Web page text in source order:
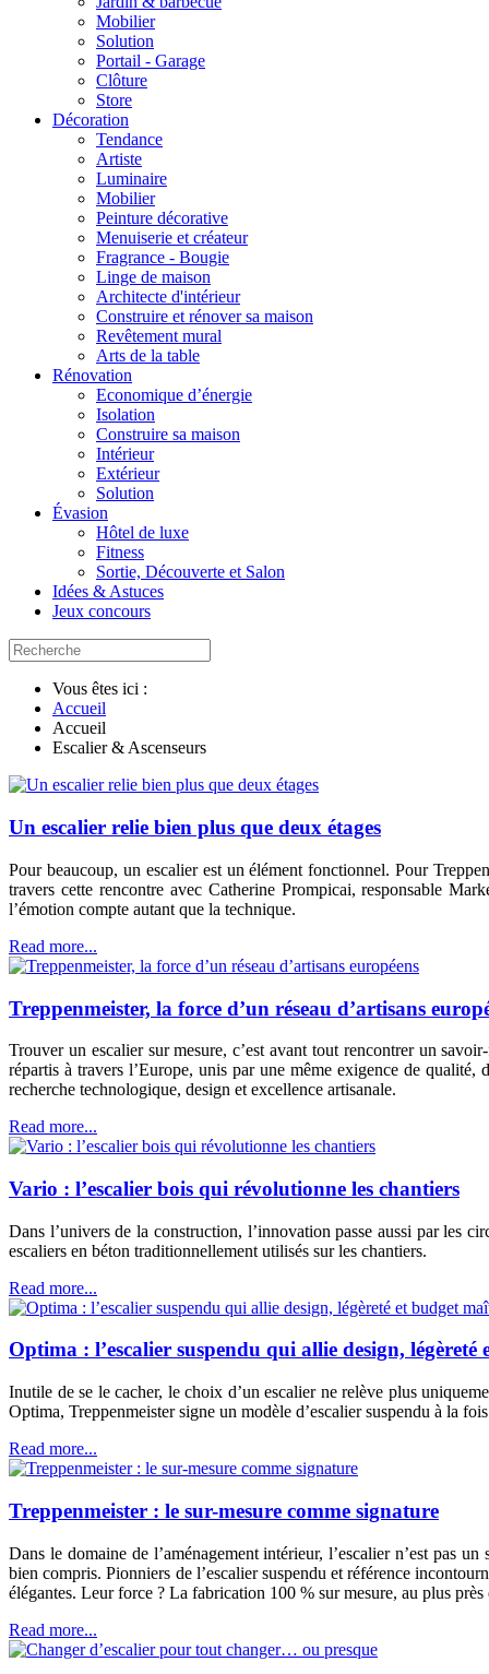
Mobilier
Solution
Portail - Garage
Clôture
Store
Décoration
Tendance
Artiste
Luminaire
Mobilier
Peinture décorative
Menuiserie et créateur
Fragrance - Bougie
Linge de maison
Architecte d'intérieur
Construire et rénover sa maison
Revêtement mural
Arts de la table
Rénovation
Economique d’énergie
Isolation
Construire sa maison
Intérieur
Extérieur
Solution
Évasion
Hôtel de luxe
Fitness
Sortie, Découverte et Salon
Idées & Astuces
Jeux concours
Vous êtes ici :
Accueil
Accueil
Escalier & Ascenseurs
Un escalier relie bien plus que deux étages
Pour beaucoup, un escalier est un élément fonctionnel. Pour
travers cette rencontre avec Catherine Prompicai, responsable
l’émotion compte autant que la technique.
Read more...
Treppenmeister, la force d’un réseau d’artisans
Trouver un escalier sur mesure, c’est avant tout rencontrer un
répartis à travers l’Europe, unis par une même exigence de
recherche technologique, design et excellence artisanale.
Read more...
Vario : l’escalier bois qui révolutionne les chantiers
Dans l’univers de la construction, l’innovation passe aussi par les
escaliers en béton traditionnellement utilisés sur les chantiers.
Read more...
Optima : l’escalier suspendu qui allie design, légèreté
Inutile de se le cacher, le choix d’un escalier ne relève plus
Optima, Treppenmeister signe un modèle d’escalier suspendu à la
Read more...
Treppenmeister : le sur-mesure comme signature
Dans le domaine de l’aménagement intérieur, l’escalier n’est pas
bien compris. Pionniers de l’escalier suspendu et référence
élégantes. Leur force ? La fabrication 100 % sur mesure, au plus
Read more...